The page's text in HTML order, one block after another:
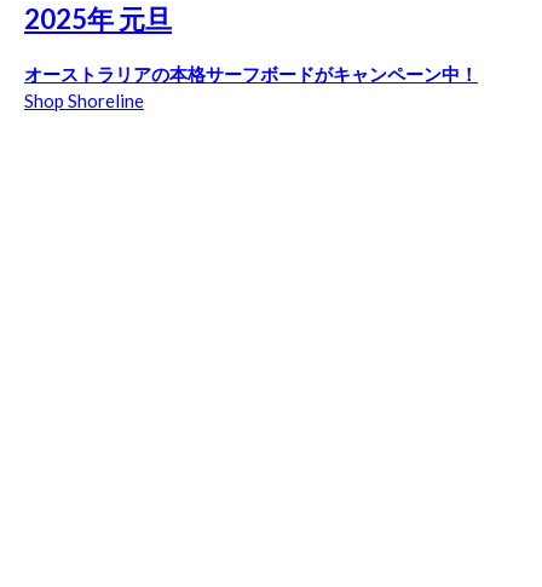
2025年 元旦
オーストラリアの本格サーフボードがキャンペーン中！
Shop Shoreline